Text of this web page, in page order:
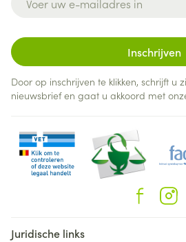
Inschrijven
Door op inschrijven te klikken, schrijft u
nieuwsbrief en gaat u akkoord met
Juridische links